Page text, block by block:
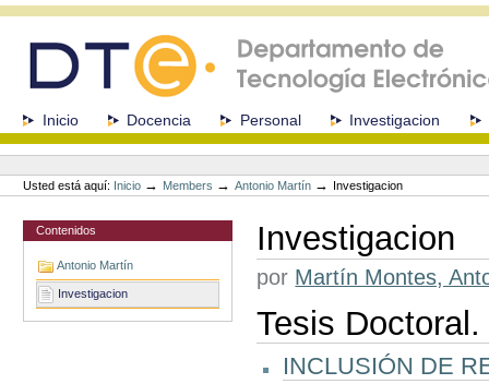
navegación
SeccionesInicio Docencia Personal Investigacion
Herramientas
Personales
Usted está aquí: Inicio → Members →Antonio Martín → Investigacion
Contenidos
Antonio Martín
Investigacion
Investigacion
por Martín Montes,
Tesis Doctoral.
INCLUSIÓN DE